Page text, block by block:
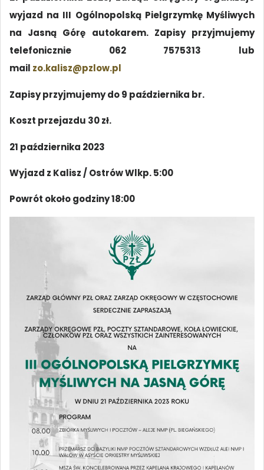
wyjazd na III Ogólnopolską Pielgrzymkę Myśliwych
na Jasną Górę autokarem.Zapisy przyjmujemy
telefonicznie 062 7575313 lub
mail zo.kalisz@pzlow.pl
Zapisy przyjmujemy do 9 października br.
Koszt przejazdu 30 zł.
21 października 2023
Wyjazd z Kalisz / Ostrów Wlkp. 5:00
Powrót około godziny 18:00